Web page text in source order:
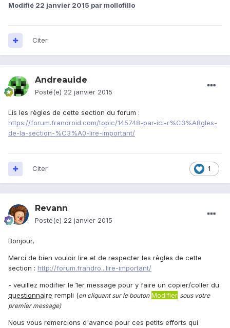
Modifié 22 janvier 2015 par mollofillo
Citer
Andreauide
Posté(e) 22 janvier 2015
Lis les règles de cette section du forum :
https://forum.frandroid.com/topic/145748-par-ici-r%C3%A8gles-
de-la-section-%C3%A0-lire-important/
1
Citer
Revann
Posté(e) 22 janvier 2015
Bonjour,
Merci de bien vouloir lire et de respecter les règles de cette
section : http://forum.frandro...lire-important/
- veuillez modifier le 1er message pour y faire un copier/coller du
questionnaire rempli (en cliquant sur le bouton Modifier sous votre
premier message)
Nous vous remercions d'avance pour ces petits efforts qui